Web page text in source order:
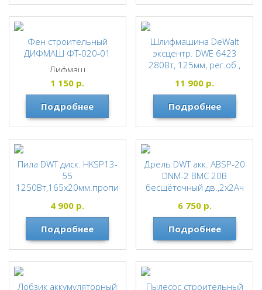
Фен строительный
ДИФМАШ ФТ-020-01
Дифмаш
1 150 р.
Подробнее
Шлифмашина DeWalt
эксцентр. DWE 6423
280Вт, 125мм, рег.об.,
2,0кг
DeWALT
11 900 р.
Подробнее
Пила DWT диск. HKSP13-
55
1250Вт,165х20мм.пропи
мин.3,9кг.(коробка)
DWT
4 900 р.
Подробнее
Дрель DWT акк. ABSP-20
DNM-2 BMC 20В
бесщёточный дв.,2х2Ач
1400об/мин, (кейс)
DWT
6 750р.
Подробнее
Лобзик аккумуляторный Пылесос строительный